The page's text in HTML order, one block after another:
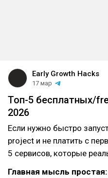
Early Growth Hacks
17 мар
Топ-5 бесплатных/
2026
Если нужно быстро
project и не платить с
5 сервисов, которые
Главная мысль простая: